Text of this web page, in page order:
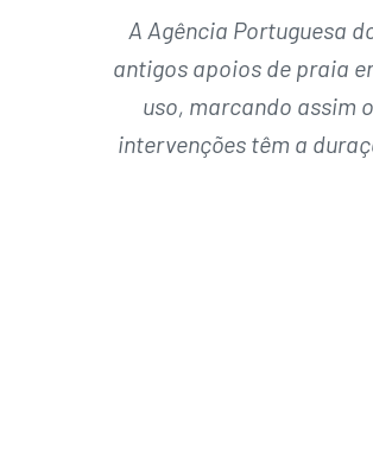
A Agência Portuguesa
antigos apoios de praia
uso, marcando assim
intervenções têm a